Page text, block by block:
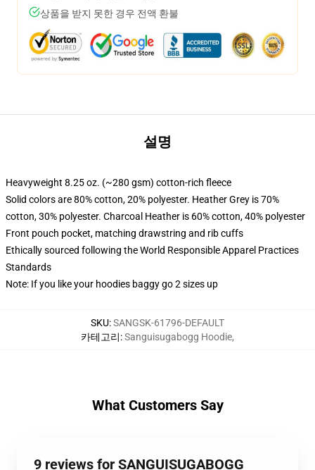
상품을 받지 못한 경우 전액 환불
설명
Heavyweight 8.25 oz. (~280 gsm) cotton-rich fleece
Solid colors are 80% cotton, 20% polyester. Heather Grey is 70%
cotton, 30% polyester. Charcoal Heather is 60% cotton, 40% polyester
Front pouch pocket, matching drawstring and rib cuffs
Ethically sourced following the World Responsible Apparel Practices
Standards
Note: If you like your hoodies baggy go 2 sizes up
SKU:SANGSK-61796-DEFAULT
카테고리:Sanguisugabogg Hoodie,
What Customers Say
9 reviews for SANGUISUGABOGG